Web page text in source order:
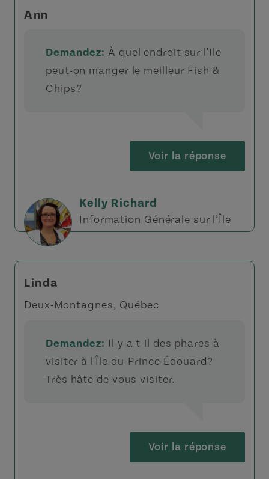
Ann
Demandez: À quel endroit sur l'Ile
peut-on manger le meilleur Fish &
Chips?
Voir la réponse
Kelly Richard
Information Générale sur l’Île
Linda
Deux-Montagnes, Québec
Demandez: Il y a t-il des phares à
visiter à l'Île-du-Prince-Édouard?
Très hâte de vous visiter.
Voir la réponse